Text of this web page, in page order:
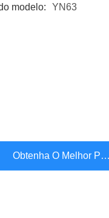
modelo: YN63
Obtenha O Melhor